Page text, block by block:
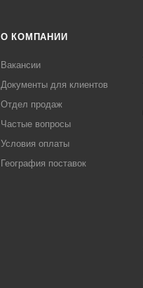
О КОМПАНИИ
Вакансии
Документы для клиентов
Отдел продаж
Частые вопросы
Условия оплаты
География поставок